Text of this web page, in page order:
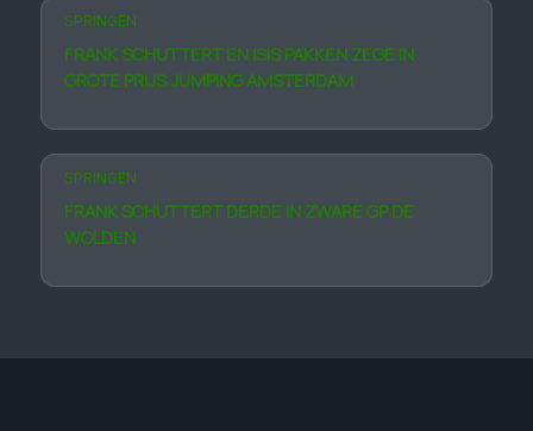
SPRINGEN
FRANK SCHUTTERT EN ISIS PAKKEN ZEGE IN
GROTE PRIJS JUMPING AMSTERDAM
SPRINGEN
FRANK SCHUTTERT DERDE IN ZWARE GP DE
WOLDEN